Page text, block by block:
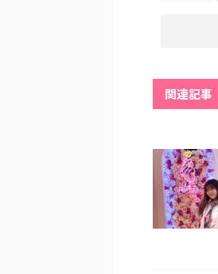
関連記事